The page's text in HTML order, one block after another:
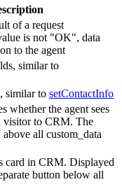
of a request
is not "OK", data
to the agent
similar to
similar to setContactInfo
whether the agent sees
visitor to CRM. The
all custom_data
card in CRM. Displayed
button below all